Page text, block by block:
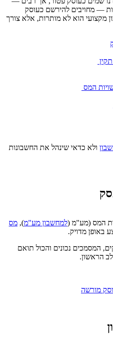
ולא כדאי שינהל את החשבונות
המס (מע"מ (למחשבון מע"מ), מס
באופן מדויק.
המסמכים נכונים והכול תואם
הראשון.
מורשה